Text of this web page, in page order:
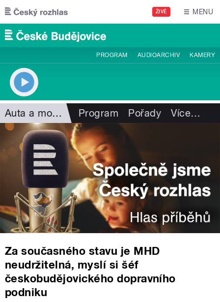
Přejít k hlavnímu obsahu
ŽIVĚ MENU
PROGRAM AUDIOARCHIV KAMERY
Auta a motorismus Program Pořady Více…
Za současného stavu je MHD
neudržitelná, myslí si šéf
českobudějovického dopravního
podniku